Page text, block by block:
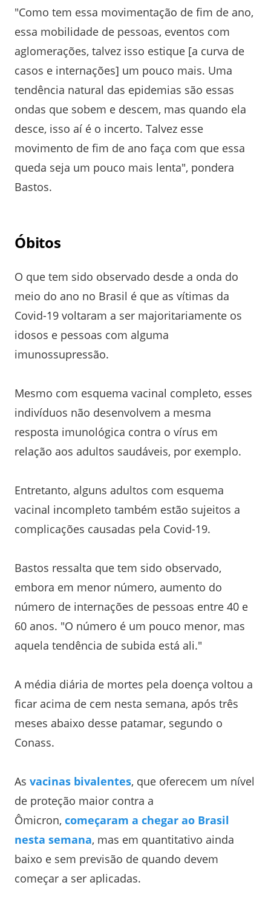
"Como tem essa movimentação de fim de ano,
essa mobilidade de pessoas, eventos com
aglomerações, talvez isso estique [a curva de
casos e internações] um pouco mais. Uma
tendência natural das epidemias são essas
ondas que sobem e descem, mas quando ela
desce, isso aí é o incerto. Talvez esse
movimento de fim de ano faça com que essa
queda seja um pouco mais lenta", pondera
Bastos.
Óbitos
O que tem sido observado desde a onda do
meio do ano no Brasil é que as vítimas da
Covid-19 voltaram a ser majoritariamente os
idosos e pessoas com alguma
imunossupressão.
Mesmo com esquema vacinal completo, esses
indivíduos não desenvolvem a mesma
resposta imunológica contra o vírus em
relação aos adultos saudáveis, por exemplo.
Entretanto, alguns adultos com esquema
vacinal incompleto também estão sujeitos a
complicações causadas pela Covid-19.
Bastos ressalta que tem sido observado,
embora em menor número, aumento do
número de internações de pessoas entre 40 e
60 anos. "O número é um pouco menor, mas
aquela tendência de subida está ali."
A média diária de mortes pela doença voltou a
ficar acima de cem nesta semana, após três
meses abaixo desse patamar, segundo o
Conass.
As vacinas bivalentes, que oferecem um nível
de proteção maior contra a
Ômicron, começaram a chegar ao Brasil
nesta semana, mas em quantitativo ainda
baixo e sem previsão de quando devem
começar a ser aplicadas.